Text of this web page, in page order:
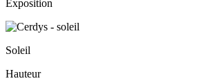
Exposition
Soleil
Hauteur